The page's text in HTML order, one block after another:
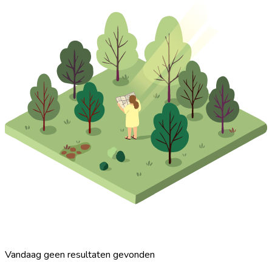
Vandaag geen resultaten gevonden